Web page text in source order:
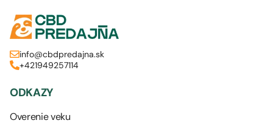
info@cbdpredajna.sk
+421949257114
ODKAZY
Overenie veku